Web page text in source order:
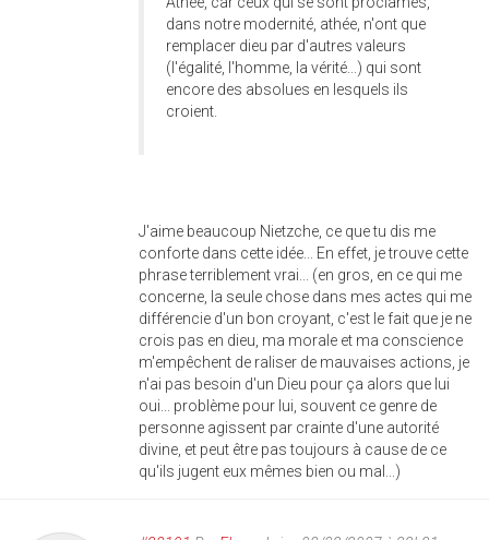
dans notre modernité, athée, n'ont que
remplacer dieu par d'autres valeurs
(l'égalité, l'homme, la vérité...) qui sont
encore des absolues en lesquels ils
croient.
J'aime beaucoup Nietzche, ce que tu dis me
conforte dans cette idée... En effet, je trouve cette
phrase terriblement vrai... (en gros, en ce qui me
concerne, la seule chose dans mes actes qui me
différencie d'un bon croyant, c'est le fait que je ne
crois pas en dieu, ma morale et ma conscience
m'empêchent de raliser de mauvaises actions, je
n'ai pas besoin d'un Dieu pour ça alors que lui
oui... problème pour lui, souvent ce genre de
personne agissent par crainte d'une autorité
divine, et peut être pas toujours à cause de ce
qu'ils jugent eux mêmes bien ou mal...)